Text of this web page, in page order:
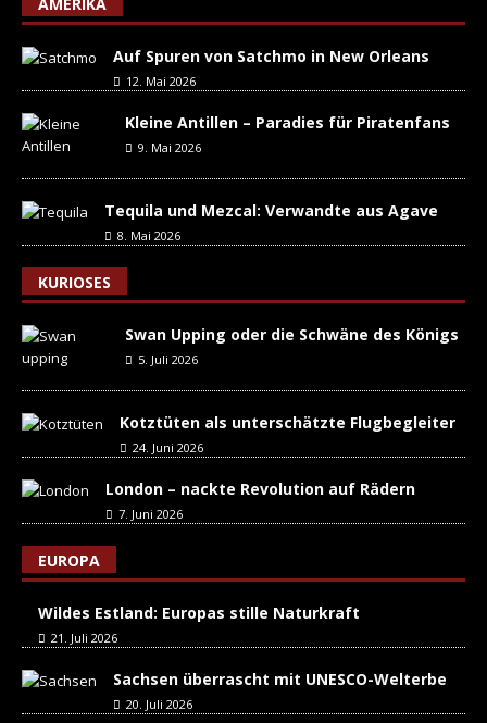
Auf Spuren von Satchmo in New Orleans
12. Mai 2026
Kleine Antillen – Paradies für Piratenfans
9. Mai 2026
Tequila und Mezcal: Verwandte aus Agave
8. Mai 2026
KURIOSES
Swan Upping oder die Schwäne des Königs
5. Juli 2026
Kotztüten als unterschätzte Flugbegleiter
24. Juni 2026
London – nackte Revolution auf Rädern
7. Juni 2026
EUROPA
Wildes Estland: Europas stille Naturkraft
21. Juli 2026
Sachsen überrascht mit UNESCO-Welterbe
20. Juli 2026